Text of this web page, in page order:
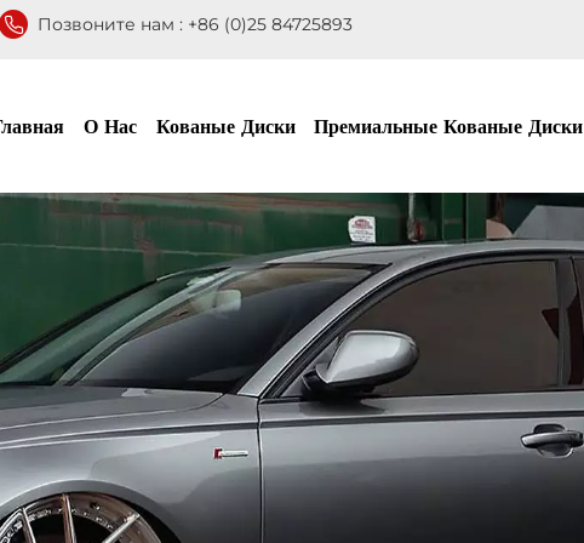
Позвоните нам : +86 (0)25 84725893
О Нас Кованые Диски Премиальные Кованые Диски